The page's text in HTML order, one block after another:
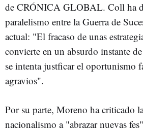
de CRÓNICA GLOBAL. Coll ha
paralelismo entre la Guerra de
actual: "El fracaso de unas
convierte en un absurdo instante
se intenta justficar el oportunismo
agravios".
Por su parte, Moreno ha criticado
nacionalismo a "abrazar nuevas